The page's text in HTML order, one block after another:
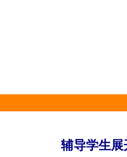
辅导学生